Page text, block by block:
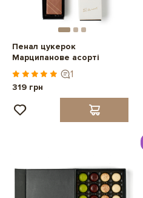
Пенал цукерок
Марципанове асорті
1
319 грн